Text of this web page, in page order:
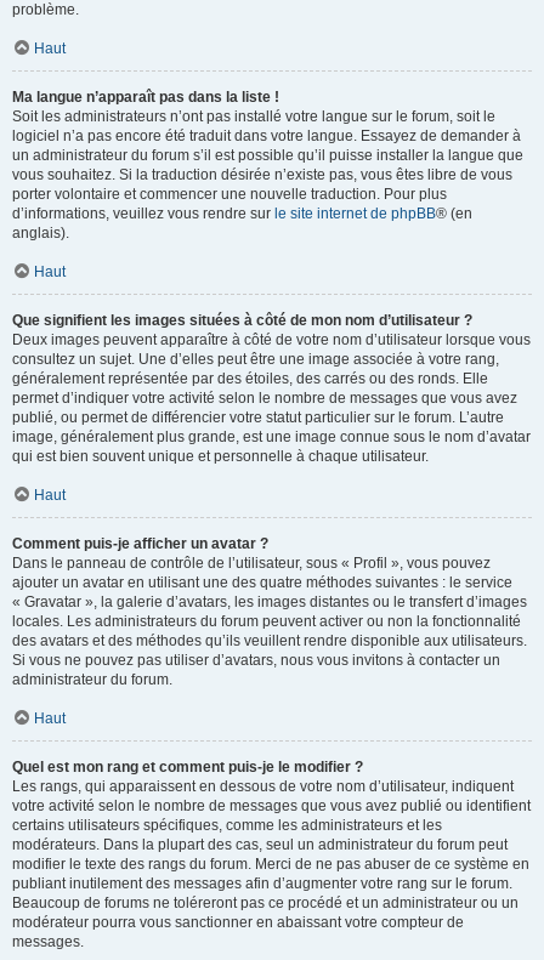
problème.
Haut
Ma langue n’apparaît pas dans la liste !
Soit les administrateurs n’ont pas installé votre langue sur le forum, soit le
logiciel n’a pas encore été traduit dans votre langue. Essayez de demander à
un administrateur du forum s’il est possible qu’il puisse installer la langue que
vous souhaitez. Si la traduction désirée n’existe pas, vous êtes libre de vous
porter volontaire et commencer une nouvelle traduction. Pour plus
d’informations, veuillez vous rendre sur le site internet de phpBB® (en
anglais).
Haut
Que signifient les images situées à côté de mon nom d’utilisateur ?
Deux images peuvent apparaître à côté de votre nom d’utilisateur lorsque vous
consultez un sujet. Une d’elles peut être une image associée à votre rang,
généralement représentée par des étoiles, des carrés ou des ronds. Elle
permet d’indiquer votre activité selon le nombre de messages que vous avez
publié, ou permet de différencier votre statut particulier sur le forum. L’autre
image, généralement plus grande, est une image connue sous le nom d’avatar
qui est bien souvent unique et personnelle à chaque utilisateur.
Haut
Comment puis-je afficher un avatar ?
Dans le panneau de contrôle de l’utilisateur, sous « Profil », vous pouvez
ajouter un avatar en utilisant une des quatre méthodes suivantes : le service
« Gravatar », la galerie d’avatars, les images distantes ou le transfert d’images
locales. Les administrateurs du forum peuvent activer ou non la fonctionnalité
des avatars et des méthodes qu’ils veuillent rendre disponible aux utilisateurs.
Si vous ne pouvez pas utiliser d’avatars, nous vous invitons à contacter un
administrateur du forum.
Haut
Quel est mon rang et comment puis-je le modifier ?
Les rangs, qui apparaissent en dessous de votre nom d’utilisateur, indiquent
votre activité selon le nombre de messages que vous avez publié ou identifient
certains utilisateurs spécifiques, comme les administrateurs et les
modérateurs. Dans la plupart des cas, seul un administrateur du forum peut
modifier le texte des rangs du forum. Merci de ne pas abuser de ce système en
publiant inutilement des messages afin d’augmenter votre rang sur le forum.
Beaucoup de forums ne toléreront pas ce procédé et un administrateur ou un
modérateur pourra vous sanctionner en abaissant votre compteur de
messages.